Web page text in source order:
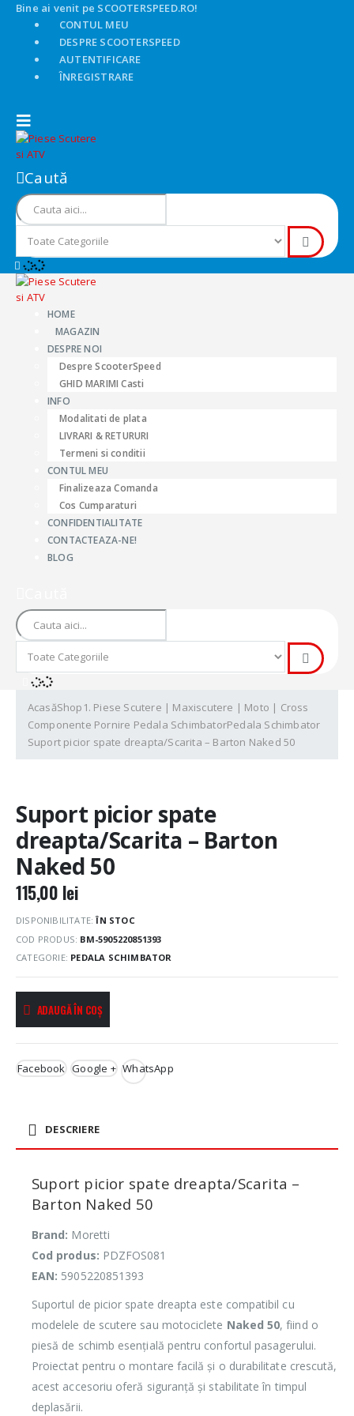
Bine ai venit pe SCOOTERSPEED.RO!
CONTUL MEU
DESPRE SCOOTERSPEED
AUTENTIFICARE
ÎNREGISTRARE
Caută
HOME
MAGAZIN
DESPRE NOI
Despre ScooterSpeed
GHID MARIMI Casti
INFO
Modalitati de plata
LIVRARI & RETURURI
Termeni si conditii
CONTUL MEU
Finalizeaza Comanda
Cos Cumparaturi
CONFIDENTIALITATE
CONTACTEAZA-NE!
BLOG
AcasăShop 1. Piese Scutere | Maxiscutere | Moto | Cross
Componente Pornire Pedala SchimbatorPedala Schimbator
Suport picior spate dreapta/Scarita – Barton Naked 50
Suport picior spate
dreapta/Scarita – Barton
Naked 50
115,00 lei
DISPONIBILITATE:ÎN STOC
COD PRODUS: BM-5905220851393
CATEGORIE: PEDALA SCHIMBATOR
ADAUGĂ ÎN COȘ
Facebook Google + WhatsApp
DESCRIERE
Suport picior spate dreapta/Scarita –
Barton Naked 50
Brand: Moretti
Cod produs: PDZFOS081
EAN: 5905220851393
Suportul de picior spate dreapta este compatibil cu
modelele de scutere sau motociclete Naked 50, fiind o
piesă de schimb esențială pentru confortul pasagerului.
Proiectat pentru o montare facilă și o durabilitate crescută,
acest accesoriu oferă siguranță și stabilitate în timpul
deplasării.